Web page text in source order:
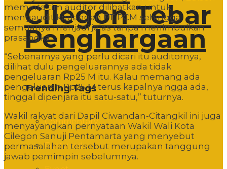
Cilegon Tebar
Penghargaan
Trending Tags
Commentary
Featured
meminta tim auditor dilibatkan untuk
mengaudit keuangan PT PCM sehingga
semuanya menjadi jelas tanpa menimbulkan
prasangka.
“Sebenarnya yang perlu dicari itu auditornya,
dilihat dulu pengeluarannya ada tidak
pengeluaran Rp25 M itu. Kalau memang ada
pengeluaran Rp25 M terus kapalnya ngga ada,
tinggal dipenjara itu satu-satu,” tuturnya.
Wakil rakyat dari Dapil Ciwandan-Citangkil ini juga
menyayangkan pernyataan Wakil Wali Kota
Cilegon Sanuji Pentamarta yang menyebut
permasalahan tersebut merupakan tanggung
jawab pemimpin sebelumnya.